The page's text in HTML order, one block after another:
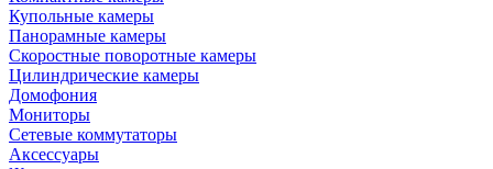
Купольные камеры
Панорамные камеры
Скоростные поворотные камеры
Цилиндрические камеры
Домофония
Мониторы
Сетевые коммутаторы
Аксессуары